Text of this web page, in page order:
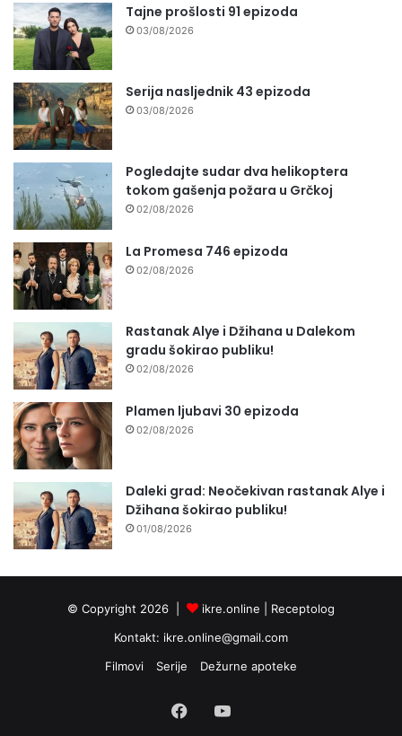
Tajne prošlosti 91 epizoda
03/08/2026
Serija nasljednik 43 epizoda
03/08/2026
Pogledajte sudar dva helikoptera
tokom gašenja požara u Grčkoj
02/08/2026
La Promesa 746 epizoda
02/08/2026
Rastanak Alye i Džihana u Dalekom
gradu šokirao publiku!
02/08/2026
Plamen ljubavi 30 epizoda
02/08/2026
Daleki grad: Neočekivan rastanak Alye i
Džihana šokirao publiku!
01/08/2026
© Copyright 2026 | ikre.online | Receptolog
Kontakt: ikre.online@gmail.com
Filmovi
Serije Dežurne apoteke
FacebookYouTube